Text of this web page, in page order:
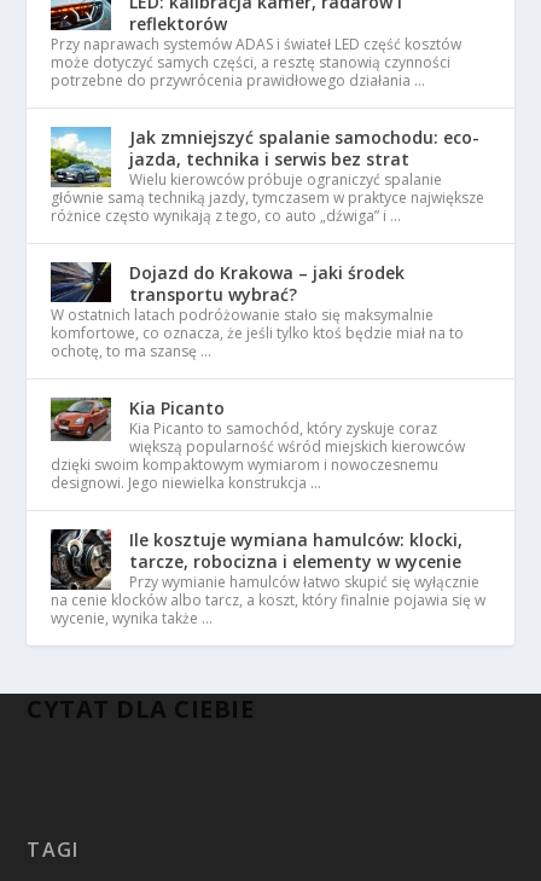
reflektorów
Przy naprawach systemów ADAS i świateł LED część kosztów
może dotyczyć samych części, a resztę stanowią czynności
potrzebne do przywrócenia prawidłowego działania …
Jak zmniejszyć spalanie samochodu: eco-
jazda, technika i serwis bez strat
Wielu kierowców próbuje ograniczyć spalanie
głównie samą techniką jazdy, tymczasem w praktyce największe
różnice często wynikają z tego, co auto „dźwiga” i …
Dojazd do Krakowa – jaki środek
transportu wybrać?
W ostatnich latach podróżowanie stało się maksymalnie
komfortowe, co oznacza, że jeśli tylko ktoś będzie miał na to
ochotę, to ma szansę …
Kia Picanto
Kia Picanto to samochód, który zyskuje coraz
większą popularność wśród miejskich kierowców
dzięki swoim kompaktowym wymiarom i nowoczesnemu
designowi. Jego niewielka konstrukcja …
Ile kosztuje wymiana hamulców: klocki,
tarcze, robocizna i elementy w wycenie
Przy wymianie hamulców łatwo skupić się wyłącznie
na cenie klocków albo tarcz, a koszt, który finalnie pojawia się w
wycenie, wynika także …
CYTAT DLA CIEBIE
TAGI